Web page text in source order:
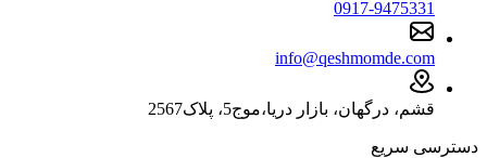
0917-9475331
info@qeshmomde.com
قشم، درگهان، بازار دریا،موج5، پلاک2567
دسترسی سریع